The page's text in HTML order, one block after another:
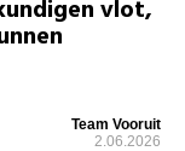
vlot,
Team Vooruit
2.06.2026